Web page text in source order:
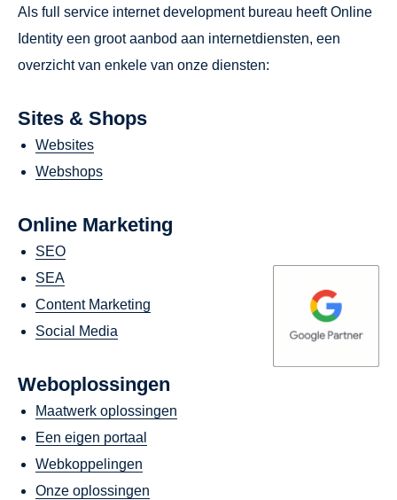
Als full service internet development bureau heeft Online
Identity een groot aanbod aan internetdiensten, een
overzicht van enkele van onze diensten:
Sites & Shops
Websites
Webshops
Online Marketing
SEO
SEA
Content Marketing
Social Media
Weboplossingen
Maatwerk oplossingen
Een eigen portaal
Webkoppelingen
Onze oplossingen